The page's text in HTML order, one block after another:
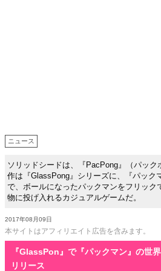
ニュース
ソリッドシードは、『PacPong』（パッ
作は『GlassPong』シリーズに、『パック
で、ボールになったパックマンをフリック
物に投げ入れるカジュアルゲームだ。
2017年08月09日
本サイトはアフィリエイト広告を含みます。
『GlassPon』で『パックマン』の世
リリース